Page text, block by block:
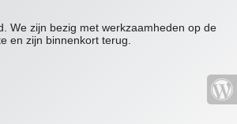
We zijn bezig met werkzaamheden op de
en zijn binnenkort terug.